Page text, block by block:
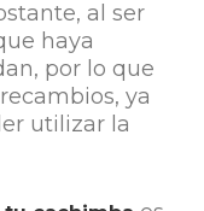
al ser
haya
por lo que
ya
utilizar la